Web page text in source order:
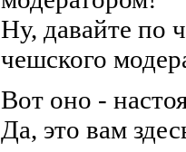
Ну, давайте по
чешского
Вот оно -
Да, это вам